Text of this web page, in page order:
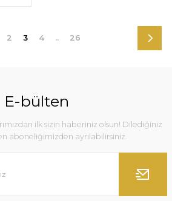
2 3 4 .. 26
E-bülten
ilk sizin haberiniz olsun! Dilediğiniz
aboneliğimizden ayrılabilirsiniz.